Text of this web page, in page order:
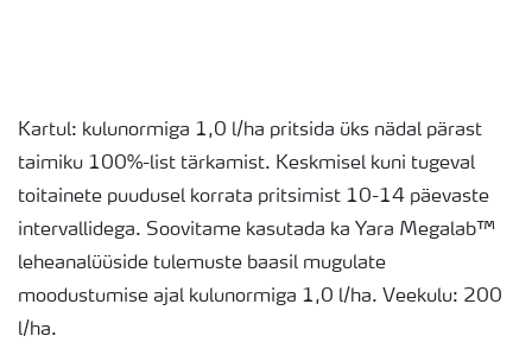
Kartul: kulunormiga 1,0 l/ha pritsida üks nädal pärast
taimiku 100%-list tärkamist. Keskmisel kuni tugeval
toitainete puudusel korrata pritsimist 10-14 päevaste
intervallidega. Soovitame kasutada ka Yara Megalab™
leheanalüüside tulemuste baasil mugulate
moodustumise ajal kulunormiga 1,0 l/ha. Veekulu: 200
l/ha.